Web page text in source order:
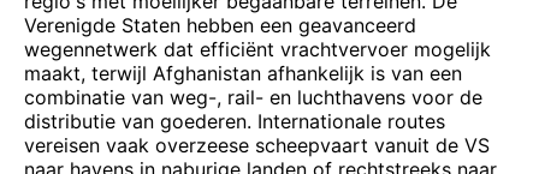
Verenigde Staten hebben een geavanceerd
wegennetwerk dat efficiënt vrachtvervoer mogelijk
maakt, terwijl Afghanistan afhankelijk is van een
combinatie van weg-, rail- en luchthavens voor de
distributie van goederen. Internationale routes
vereisen vaak overzeese scheepvaart vanuit de VS
naar havens in naburige landen of rechtstreeks naar